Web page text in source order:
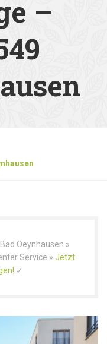
–
Oeynhausen »
Service » Jetzt
✓